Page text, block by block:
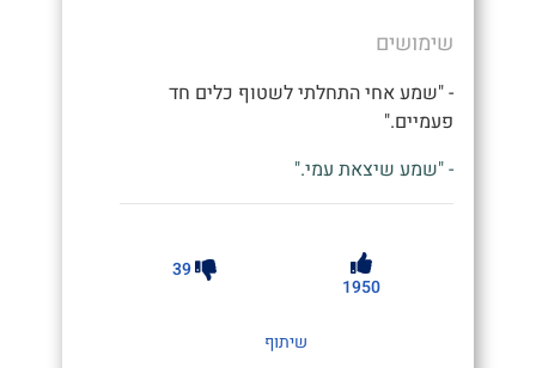
שימושים
- "שמע אחי התחלתי לשטוף כלים חד
פעמיים."
- "שמע שיצאת עמי."
1950
39
שיתוף